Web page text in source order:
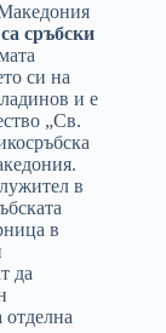
са сръбски
си на
и е
„Св.
в
в
да
отделна